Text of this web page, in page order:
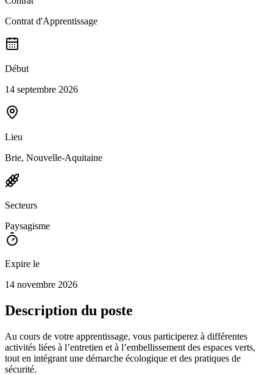
Contrat d'Apprentissage
Début
14 septembre 2026
Lieu
Brie, Nouvelle-Aquitaine
Secteurs
Paysagisme
Expire le
14 novembre 2026
Description du poste
Au cours de votre apprentissage, vous participerez à différentes
activités liées à l’entretien et à l’embellissement des espaces verts,
tout en intégrant une démarche écologique et des pratiques de
sécurité.